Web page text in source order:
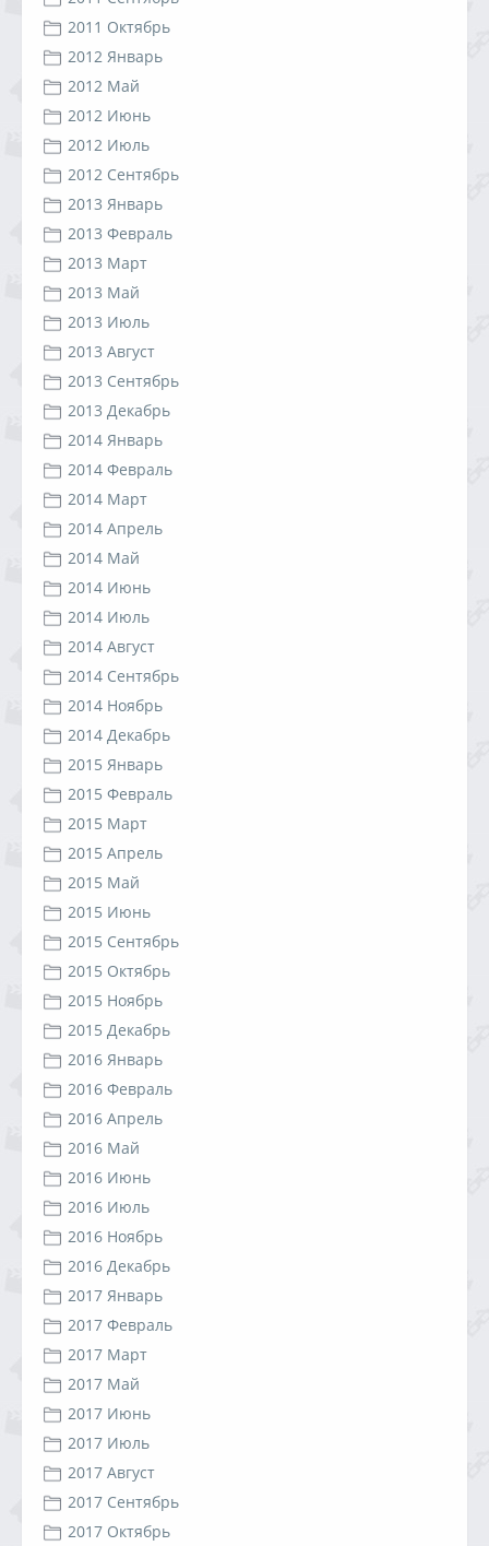
2011 Октябрь
2012 Январь
2012 Май
2012 Июнь
2012 Июль
2012 Сентябрь
2013 Январь
2013 Февраль
2013 Март
2013 Май
2013 Июль
2013 Август
2013 Сентябрь
2013 Декабрь
2014 Январь
2014 Февраль
2014 Март
2014 Апрель
2014 Май
2014 Июнь
2014 Июль
2014 Август
2014 Сентябрь
2014 Ноябрь
2014 Декабрь
2015 Январь
2015 Февраль
2015 Март
2015 Апрель
2015 Май
2015 Июнь
2015 Сентябрь
2015 Октябрь
2015 Ноябрь
2015 Декабрь
2016 Январь
2016 Февраль
2016 Апрель
2016 Май
2016 Июнь
2016 Июль
2016 Ноябрь
2016 Декабрь
2017 Январь
2017 Февраль
2017 Март
2017 Май
2017 Июнь
2017 Июль
2017 Август
2017 Сентябрь
2017 Октябрь